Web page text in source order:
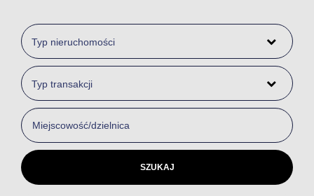
Typ nieruchomości
Typ transakcji